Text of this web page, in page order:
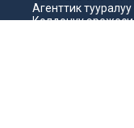
Агенттик тууралуу
Колдонуу эрежеси